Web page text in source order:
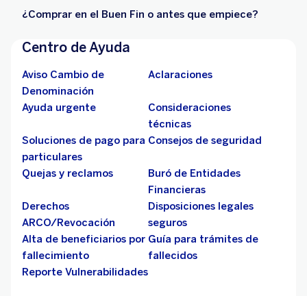
¿Comprar en el Buen Fin o antes que empiece?
Centro de Ayuda
Aviso Cambio de
Denominación
Aclaraciones
Ayuda urgente
Consideraciones
técnicas
Soluciones de pago para
particulares
Consejos de seguridad
Quejas y reclamos
Buró de Entidades
Financieras
Derechos
ARCO/Revocación
Disposiciones legales
seguros
Alta de beneficiarios por
fallecimiento
Guía para trámites de
fallecidos
Reporte Vulnerabilidades